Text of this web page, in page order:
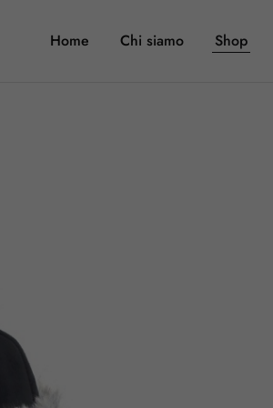
Home Chi siamo Shop